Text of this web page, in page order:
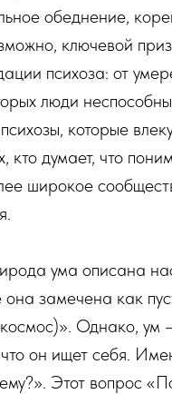
обеднение,
ключевой
психоза: от
люди
которые
думает, что
широкое
ума описана
замечена как
Однако, ум
он ищет себя.
Этот вопрос